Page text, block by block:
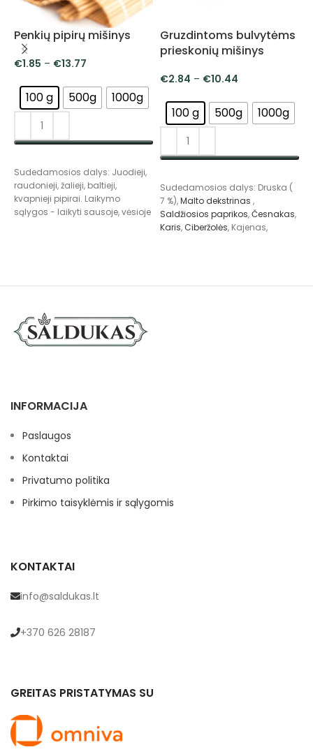
Penkių pipirų mišinys
€1.85 – €13.77
100 g 500g 1000g
Sudedamosios dalys: Juodieji,
raudonieji, žalieji, baltieji,
kvapnieji pipirai. Laikymo
sąlygos - laikyti sausoje, vėsioje
Gruzdintoms bulvytėms
prieskonių mišinys
€2.84 – €10.44
100 g 500g 1000g
Sudedamosios dalys: Druska (
7 %),Malto dekstrinas ,
Saldžiosios paprikos,Česnakas,
Karis,Ciberžolės, Kajenas,
INFORMACIJA
Paslaugos
Kontaktai
Privatumo politika
Pirkimo taisyklėmis ir sąlygomis
KONTAKTAI
info@saldukas.lt
+370 626 28187
GREITAS PRISTATYMAS SU